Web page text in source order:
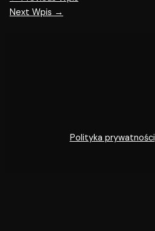
Next Wpis →
Polityka prywatności